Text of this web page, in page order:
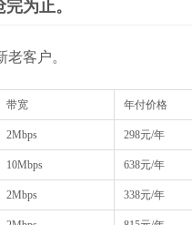
为止。
客户。
带宽 年付价格
2Mbps 298元/年
10Mbps 638元/年
2Mbps 338元/年